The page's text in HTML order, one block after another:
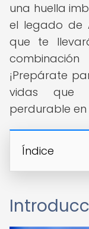
una huella
el legado de
que te
¡Prepárate
vidas que
perdurable en
Índice